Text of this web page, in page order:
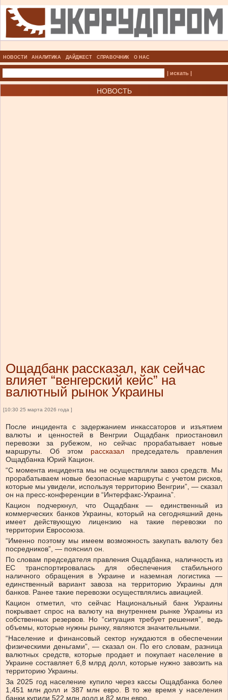
НОВОСТИ АНАЛИТИКА ДАЙДЖЕСТ СПРАВОЧНИК О НАС
| искать |
НОВОСТЬ
Ощадбанк рассказал, как сейчас
влияет “венгерский кейс” на
валютный рынок Украины
[10:30 25 марта 2026 года ]
После инцидента с задержанием инкассаторов и изъятием
валюты и ценностей в Венгрии Ощадбанк приостановил
перевозки за рубежом, но сейчас прорабатывает новые
маршруты.
Об этом рассказал
председатель правления
Ощадбанка Юрий Кацион.
“С момента инцидента мы не осуществляли завоз средств. Мы
прорабатываем новые безопасные маршруты с учетом рисков,
которые мы увидели, используя территорию Венгрии”, — сказал
он на пресс-конференции в “Интерфакс-Украина”.
Кацион подчеркнул, что Ощадбанк — единственный из
коммерческих банков Украины, который на сегодняшний день
имеет действующую лицензию на такие перевозки по
территории Евросоюза.
“Именно поэтому мы имеем возможность закупать валюту без
посредников”, — пояснил он.
По словам председателя правления Ощадбанка, наличность из
ЕС транспортировалась для обеспечения стабильного
наличного обращения в Украине и наземная логистика —
единственный вариант завоза на территорию Украины для
банков. Ранее такие перевозки осуществлялись авиацией.
Кацион отметил, что сейчас Национальный банк Украины
покрывает спрос на валюту на внутреннем рынке Украины из
собственных резервов. Но “ситуация требует решения”, ведь
объемы, которые нужны рынку, являются значительными.
“Население и финансовый сектор нуждаются в обеспечении
физическими деньгами”, — сказал он. По его словам, разница
валютных средств, которые продает и покупает население в
Украине составляет 6,8 млрд долл, которые нужно завозить на
территорию Украины.
За 2025 год население купило через кассы Ощадбанка более
1,451 млн долл и 387 млн евро. В то же время у населения
банки купили 522 млн долл и 82 млн евро.